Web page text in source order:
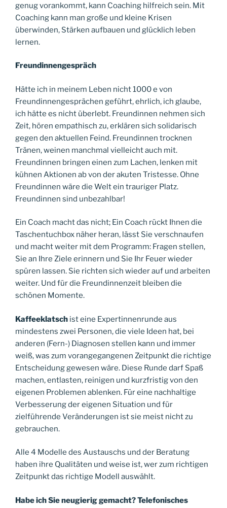
genug vorankommt, kann Coaching hilfreich sein. Mit
Coaching kann man große und kleine Krisen
überwinden, Stärken aufbauen und glücklich leben
lernen.
Freundinnengespräch
Hätte ich in meinem Leben nicht 1000 e von
Freundinnengesprächen geführt, ehrlich, ich glaube,
ich hätte es nicht überlebt. Freundinnen nehmen sich
Zeit, hören empathisch zu, erklären sich solidarisch
gegen den aktuellen Feind. Freundinnen trocknen
Tränen, weinen manchmal vielleicht auch mit.
Freundinnen bringen einen zum Lachen, lenken mit
kühnen Aktionen ab von der akuten Tristesse. Ohne
Freundinnen wäre die Welt ein trauriger Platz.
Freundinnen sind unbezahlbar!
Ein Coach macht das nicht; Ein Coach rückt Ihnen die
Taschentuchbox näher heran, lässt Sie verschnaufen
und macht weiter mit dem Programm: Fragen stellen,
Sie an Ihre Ziele erinnern und Sie Ihr Feuer wieder
spüren lassen. Sie richten sich wieder auf und arbeiten
weiter. Und für die Freundinnenzeit bleiben die
schönen Momente.
Kaffeeklatsch ist eine Expertinnenrunde aus
mindestens zwei Personen, die viele Ideen hat, bei
anderen (Fern-) Diagnosen stellen kann und immer
weiß, was zum vorangegangenen Zeitpunkt die richtige
Entscheidung gewesen wäre. Diese Runde darf Spaß
machen, entlasten, reinigen und kurzfristig von den
eigenen Problemen ablenken. Für eine nachhaltige
Verbesserung der eigenen Situation und für
zielführende Veränderungen ist sie meist nicht zu
gebrauchen.
Alle 4 Modelle des Austauschs und der Beratung
haben ihre Qualitäten und weise ist, wer zum richtigen
Zeitpunkt das richtige Modell auswählt.
Habe ich Sie neugierig gemacht? Telefonisches